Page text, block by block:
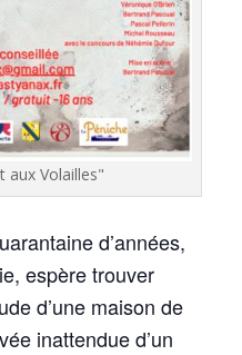
aux Volailles"
d’années,
espère trou­ver
d’une mai­son de
inat­ten­due d’un